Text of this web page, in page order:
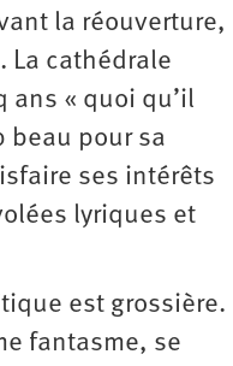
la réouverture,
La cathédrale
ans « quoi qu’il
beau pour sa
ses intérêts
lyriques et
est grossière.
fantasme, se